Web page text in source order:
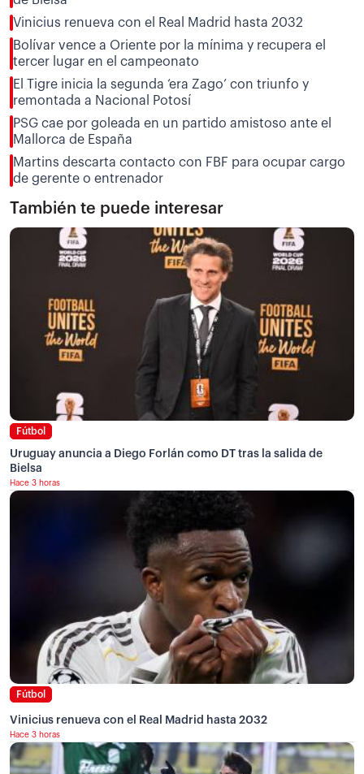
Vinicius renueva con el Real Madrid hasta 2032
Bolívar vence a Oriente por la mínima y recupera el
tercer lugar en el campeonato
El Tigre inicia la segunda ‘era Zago’ con triunfo y
remontada a Nacional Potosí
PSG cae por goleada en un partido amistoso ante el
Mallorca de España
Martins descarta contacto con FBF para ocupar cargo
de gerente o entrenador
También te puede interesar
Fútbol
Uruguay anuncia a Diego Forlán como DT tras la salida de
Bielsa
Hace 3 horas
Fútbol
Vinicius renueva con el Real Madrid hasta 2032
Hace 3 horas